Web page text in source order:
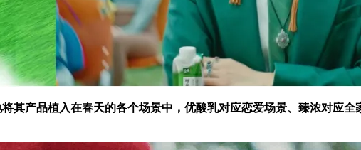
其产品植入在春天的各个场景中，优酸乳对应恋爱场景、臻浓对应